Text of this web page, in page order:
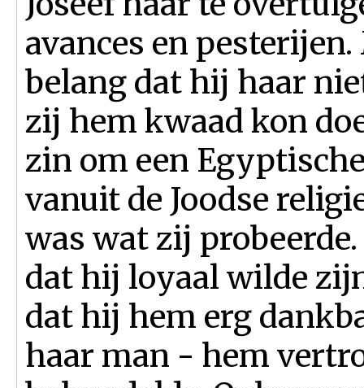
avances en
belang dat hij haar
zij hem kwaad kon
zin om een
vanuit de Joodse
was wat zij
dat hij loyaal wilde
dat hij hem erg
haar man - hem